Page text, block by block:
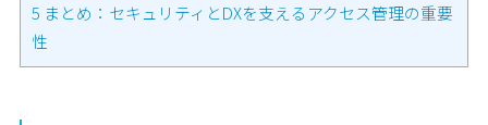
5 まとめ：セキュリティとDXを支えるアクセス管理の重要
性